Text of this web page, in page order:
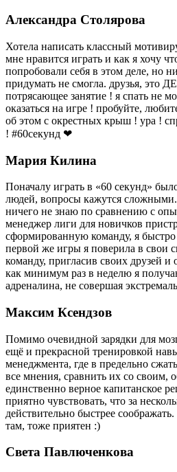
Александра Столярова
Хотела написать классный
мне нравится играть и как я хочу
попробовали себя в этом деле, но
придумать не смогла. друзья,
потрясающее занятие ! я спать не
оказаться на игре ! пробуйте,
об этом с окрестных крыш ! ура !
! #60секунд ❤
Мария Килина
Поначалу играть в «60 секунд»
людей, вопросы кажутся сложными.
ничего не знаю по сравнению с
менеджер лиги для новичков
сформированную команду, я
первой же игры я поверила в свои
команду, пригласив своих друзей
как минимум раз в неделю я
адреналина, не совершая
Максим Ксендзов
Помимо очевидной зарядки для
ещё и прекрасной тренировкой
менеджмента, где в предельно
все мнения, сравнить их со своим,
единственно верное капитанское
приятно чувствовать, что за
действительно быстрее
там, тоже приятен :)
Света Павлюченкова